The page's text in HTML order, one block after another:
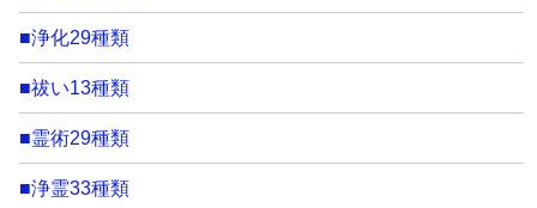
■浄化29種類
■祓い13種類
■霊術29種類
■浄霊33種類